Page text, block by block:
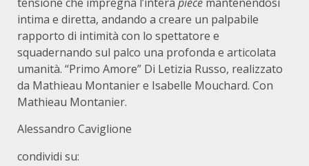
intima e diretta, andando a creare un palpabile
rapporto di intimità con lo spettatore e
squadernando sul palco una profonda e articolata
umanità. “Primo Amore” Di Letizia Russo, realizzato
da Mathieau Montanier e Isabelle Mouchard. Con
Mathieau Montanier.
Alessandro Caviglione
condividi su: